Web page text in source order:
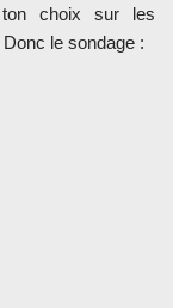
ton choix sur les
le sondage :